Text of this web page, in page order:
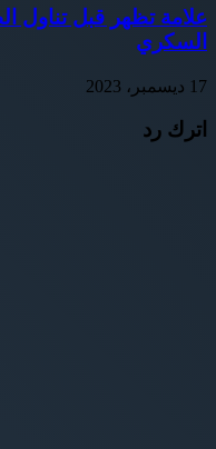
علامة تظهر قبل تناول
السكري
17 ديسمبر، 2023
اترك رد